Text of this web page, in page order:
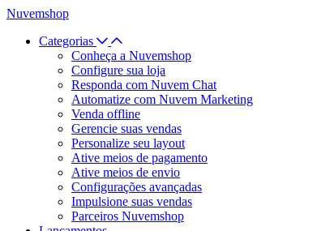
Nuvemshop
Categorias
Conheça a Nuvemshop
Configure sua loja
Responda com Nuvem Chat
Automatize com Nuvem Marketing
Venda offline
Gerencie suas vendas
Personalize seu layout
Ative meios de pagamento
Ative meios de envio
Configurações avançadas
Impulsione suas vendas
Parceiros Nuvemshop